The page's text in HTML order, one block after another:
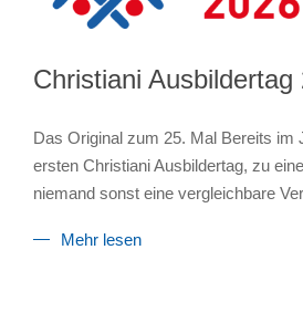
Christiani Ausbildertag
Das Original zum 25. Mal Bereits im
ersten Christiani Ausbildertag, zu
niemand sonst eine vergleichbare
Mehr lesen